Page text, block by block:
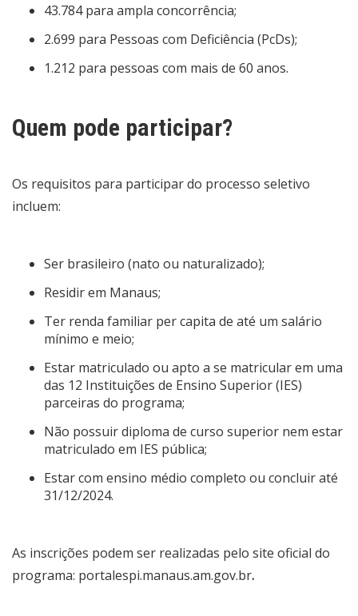
43.784 para ampla concorrência;
2.699 para Pessoas com Deficiência (PcDs);
1.212 para pessoas com mais de 60 anos.
Quem pode participar?
Os requisitos para participar do processo seletivo
incluem:
Ser brasileiro (nato ou naturalizado);
Residir em Manaus;
Ter renda familiar per capita de até um salário
mínimo e meio;
Estar matriculado ou apto a se matricular em uma
das 12 Instituições de Ensino Superior (IES)
parceiras do programa;
Não possuir diploma de curso superior nem estar
matriculado em IES pública;
Estar com ensino médio completo ou concluir até
31/12/2024.
As inscrições podem ser realizadas pelo site oficial do
programa: portalespi.manaus.am.gov.br.